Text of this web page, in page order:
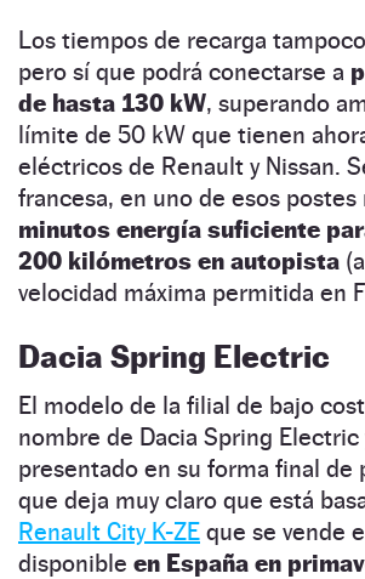
Los tiempos de recarga
pero sí que podrá conectarse a
de hasta 130 kW, superando
límite de 50 kW que tienen
eléctricos de Renault y Nissan.
francesa, en uno de esos postes
minutos energía suficiente
200 kilómetros en autopista
velocidad máxima permitida en
Dacia Spring Electric
El modelo de la filial de bajo
nombre de Dacia Spring Electric
presentado en su forma final de
que deja muy claro que está
Renault City K-ZE que se vende
disponible en España en